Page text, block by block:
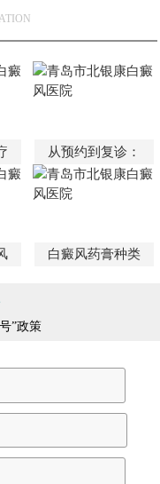
从预约到复诊：
白癜风药膏种类
”政策